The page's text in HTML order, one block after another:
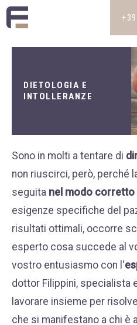
Dietologia e intolleranze
Capelli
Sessualità maschile
Disturbi dell’età
Pelle
NOVITÀ
PODCAST
DIVENTA PAZIENTE
+39 030 2807547
+39 335 5850800
SKYPE
ENRICO.FILIP
WHATSAPP
+39 389 2681259
DIETOLOGIA E
INTOLLERANZE
Sono in molti a tentare di
non riuscirci, però, perché
seguita nel modo corretto
esigenze specifiche del
risultati ottimali, occorre
esperto cosa succede al
vostro entusiasmo con l'
dottor Filippini, specialista
lavorare insieme per
che si manifestano a chi è